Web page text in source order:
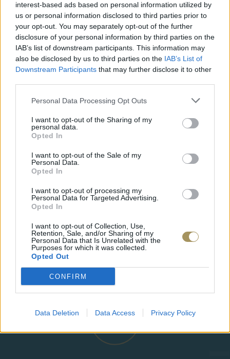
interest-based ads based on personal information utilized by
us or personal information disclosed to third parties prior to
your opt-out. You may separately opt-out of the further
disclosure of your personal information by third parties on the
IAB’s list of downstream participants. This information may
also be disclosed by us to third parties on the IAB’s List of
Downstream Participants that may further disclose it to other
Personal Data Processing Opt Outs
I want to opt-out of the Sharing of my
personal data.
Opted In
I want to opt-out of the Sale of my
Personal Data.
Opted In
I want to opt-out of processing my
Personal Data for Targeted Advertising.
Opted In
I want to opt-out of Collection, Use,
Retention, Sale, and/or Sharing of my
Personal Data that Is Unrelated with the
Purposes for which it was collected.
Opted Out
CONFIRM
Data Deletion Data Access Privacy Policy
Επιλογές Που Ταιριάζουν
Ανακαλύψτε τα κοσμήματα που αγαπήθηκαν περισσότερο!
Εδώ θα βρείτε τις κορυφαίες επιλογές που ξεχωρίζουν για
το μοναδικό τους στυλ και την εξαιρετική τους ποιότητα.
ΧΡΥΣΌΣ 18 ΚΑΡΑΤΊΩΝ -10%
ΜΟΝΌΠΕΤΡΟ ΔΑΧΤΥΛΊΔΙ ΜΕ
ΔΙΑΜΆΝΤΙ 0.35CT
1.930 1.737€
BRASS